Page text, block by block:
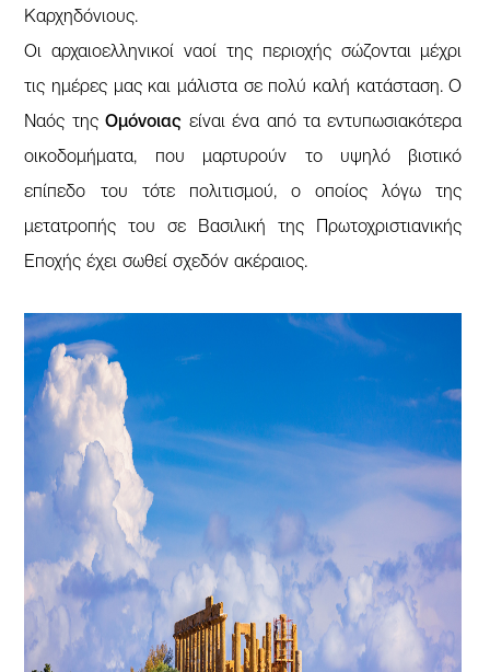
Καρχηδόνιους.
Οι αρχαιοελληνικοί ναοί της περιοχής σώζονται μέχρι
τις ημέρες μας και μάλιστα σε πολύ καλή κατάσταση. Ο
Ναός τηςΟμόνοιας είναι ένα από τα εντυπωσιακότερα
οικοδομήματα, που μαρτυρούν το υψηλό βιοτικό
επίπεδο του τότε πολιτισμού, ο οποίος λόγω της
μετατροπής του σε Βασιλική της Πρωτοχριστιανικής
Εποχής έχει σωθεί σχεδόν ακέραιος.